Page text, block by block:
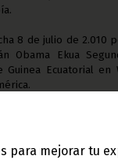
para mejorar tu
8 de julio de 2.010
Obama Ekua
Guinea Ecuatorial en
nombramiento de
Embajador
Guinea Ecuatorial
como el